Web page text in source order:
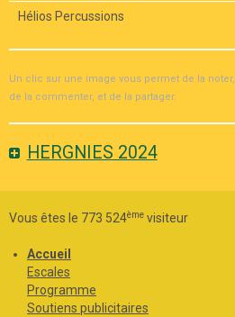
Hélios Percussions
Un clic sur une image vous permet de la noter,
de la commenter, et de la partager.
HERGNIES 2024
Vous êtes le 773 524ème visiteur
Accueil
Escales
Programme
Soutiens publicitaires